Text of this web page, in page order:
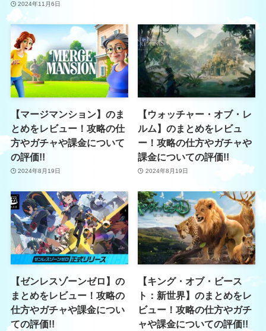
2024年11月6日
【マージマンション】のま
とめをレビュー！攻略の仕
方やガチャや課金について
の評価!!
2024年8月19日
【ウォッチャー・オブ・レ
ルム】のまとめをレビュ
ー！攻略の仕方やガチャや
課金についての評価!!
2024年8月19日
【ゼンレスゾーンゼロ】の
まとめをレビュー！攻略の
仕方やガチャや課金につい
ての評価!!
【キング・オブ・ビース
ト：新世界】のまとめをレ
ビュー！攻略の仕方やガチ
ャや課金についての評価!!